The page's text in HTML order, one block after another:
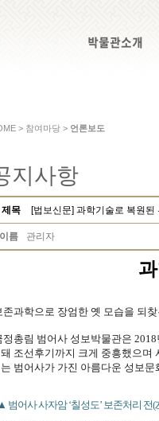
박물관소개
> 참여마당 > 언론보도
지사항
제목 [법보신문] 과학기술로 복원된
이름 관리자
존과학으로 장엄한 옛 모습을 되
정총림 범어사 성보박물관은
조선후기까지 크게 중흥했으며
범어사가 가진 아름다운 성보
범어사 사자암 ‘칠성도’ 보존처리 전(